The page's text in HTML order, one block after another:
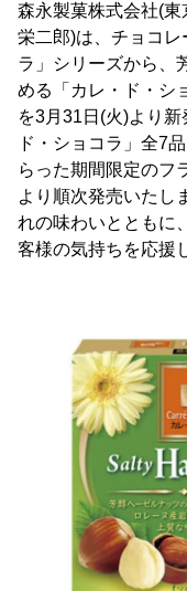
森永製菓株式会社(
栄二郎)は、チョコ
ラ」シリーズから、
める「カレ・ド・シ
を3月31日(火)より
ド・ショコラ」全7
らった期間限定のフ
より順次発売いたし
れの味わいとともに
客様の気持ちを応援